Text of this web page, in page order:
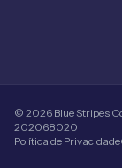
© 2026 Blue Stripes
202068020
Política de Privacidade